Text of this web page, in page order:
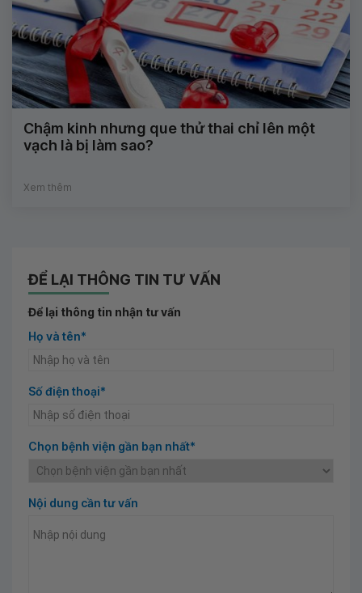
Chậm kinh nhưng que thử thai chỉ lên một
vạch là bị làm sao?
Xem thêm
ĐỂ LẠI THÔNG TIN TƯ VẤN
Để lại thông tin nhận tư vấn
Họ và tên*
Số điện thoại*
Chọn bệnh viện gần bạn nhất*
Nội dung cần tư vấn